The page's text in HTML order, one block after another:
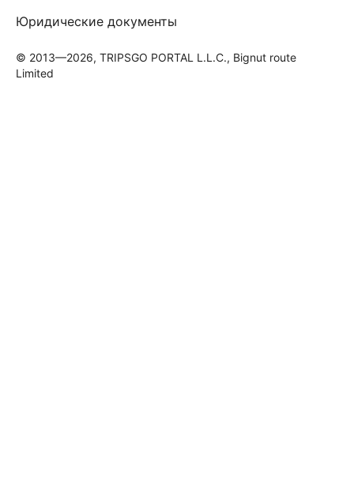
Юридические документы
© 2013—2026, TRIPSGO PORTAL L.L.C., Bignut route
Limited